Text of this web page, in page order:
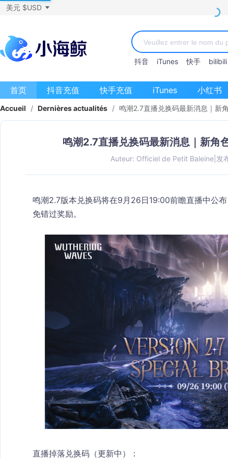
美元 $USD
抖音 iTunes 快手 bilibili
首页 抖音充值 快手充值 iTunes 小红书
Accueil / Dernières actualités / 鸣潮2.7直播兑换码最新消息｜新
鸣潮2.7直播兑换码最新消息｜新角
Auteur: Officiel de Petit Baleine| 发
鸣潮2.7版本兑换码将在9月26日19:00前瞻直播中公
免错过奖励。
直播掉落兑换码（更新中）：